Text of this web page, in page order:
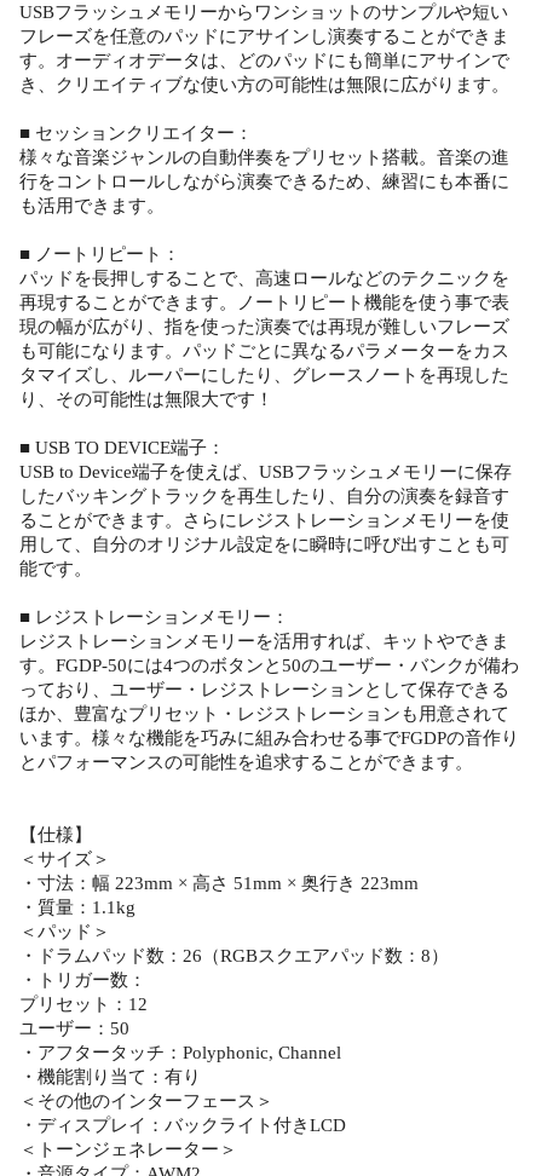
USBフラッシュメモリーからワンショットのサンプルや短い
フレーズを任意のパッドにアサインし演奏することができま
す。オーディオデータは、どのパッドにも簡単にアサインで
き、クリエイティブな使い方の可能性は無限に広がります。
■ セッションクリエイター：
様々な音楽ジャンルの自動伴奏をプリセット搭載。音楽の進
行をコントロールしながら演奏できるため、練習にも本番に
も活用できます。
■ ノートリピート：
パッドを長押しすることで、高速ロールなどのテクニックを
再現することができます。ノートリピート機能を使う事で表
現の幅が広がり、指を使った演奏では再現が難しいフレーズ
も可能になります。パッドごとに異なるパラメーターをカス
タマイズし、ルーパーにしたり、グレースノートを再現した
り、その可能性は無限大です！
■ USB TO DEVICE端子：
USB to Device端子を使えば、USBフラッシュメモリーに保存
したバッキングトラックを再生したり、自分の演奏を録音す
ることができます。さらにレジストレーションメモリーを使
用して、自分のオリジナル設定をに瞬時に呼び出すことも可
能です。
■ レジストレーションメモリー：
レジストレーションメモリーを活用すれば、キットやできま
す。FGDP-50には4つのボタンと50のユーザー・バンクが備わ
っており、ユーザー・レジストレーションとして保存できる
ほか、豊富なプリセット・レジストレーションも用意されて
います。様々な機能を巧みに組み合わせる事でFGDPの音作り
とパフォーマンスの可能性を追求することができます。
【仕様】
＜サイズ＞
・寸法：幅 223mm × 高さ 51mm × 奥行き 223mm
・質量：1.1kg
＜パッド＞
・ドラムパッド数：26（RGBスクエアパッド数：8）
・トリガー数：
プリセット：12
ユーザー：50
・アフタータッチ：Polyphonic, Channel
・機能割り当て：有り
＜その他のインターフェース＞
・ディスプレイ：バックライト付きLCD
＜トーンジェネレーター＞